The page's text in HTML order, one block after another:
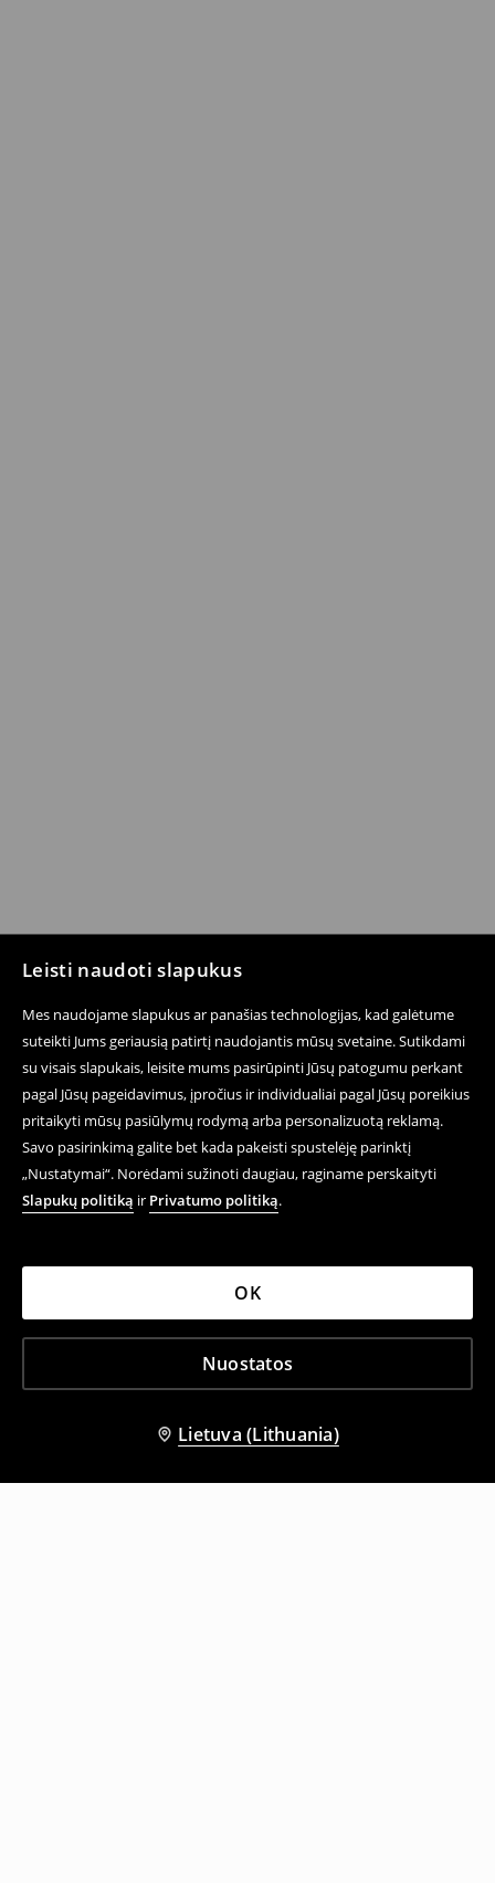
Leisti naudoti slapukus
Mes naudojame slapukus ar panašias technologijas, kad galėtume
suteikti Jums geriausią patirtį naudojantis mūsų svetaine. Sutikdami
su visais slapukais, leisite mums pasirūpinti Jūsų patogumu perkant
pagal Jūsų pageidavimus, įpročius ir individualiai pagal Jūsų poreikius
pritaikyti mūsų pasiūlymų rodymą arba personalizuotą reklamą.
Savo pasirinkimą galite bet kada pakeisti spustelėję parinktį
„Nustatymai“. Norėdami sužinoti daugiau, raginame perskaityti
Slapukų politiką ir Privatumo politiką.
Nuostatos
OK
Lietuva (Lithuania)